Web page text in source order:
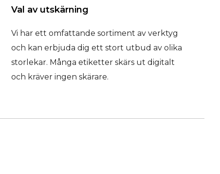
Val av utskärning
Vi har ett omfattande sortiment av verktyg
och kan erbjuda dig ett stort utbud av olika
storlekar. Många etiketter skärs ut digitalt
och kräver ingen skärare.